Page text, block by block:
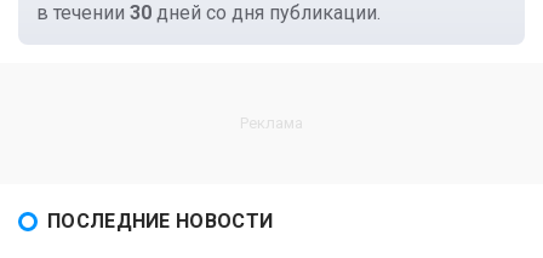
в течении 30 дней со дня публикации.
ПОСЛЕДНИЕ НОВОСТИ